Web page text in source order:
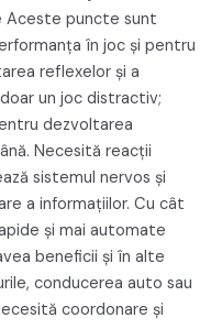
Aceste puncte sunt
în joc și pentru
reflexelor și a
un joc distractiv;
dezvoltarea
Necesită reacții
sistemul nervos și
a informațiilor. Cu cât
și mai automate
beneficii și în alte
conducerea auto sau
coordonare și